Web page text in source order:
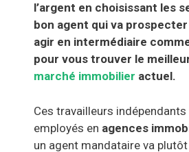
l’argent en choisissant les
bon agent qui va
agir en intermédiaire
pour vous trouver le
marché immobilier actuel.
Ces travailleurs
employés en agences
un agent mandataire va